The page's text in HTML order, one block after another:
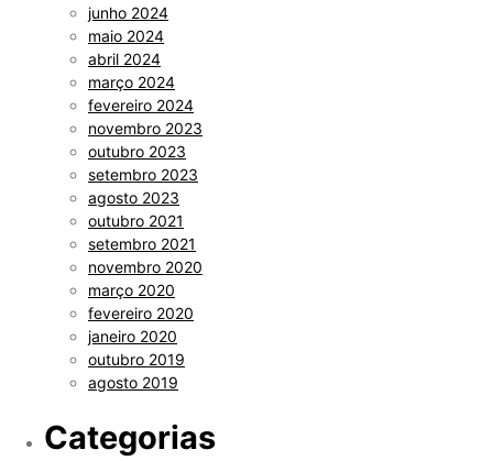
junho 2024
maio 2024
abril 2024
março 2024
fevereiro 2024
novembro 2023
outubro 2023
setembro 2023
agosto 2023
outubro 2021
setembro 2021
novembro 2020
março 2020
fevereiro 2020
janeiro 2020
outubro 2019
agosto 2019
Categorias